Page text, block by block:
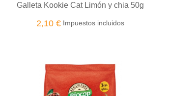
Galleta Kookie Cat Limón y chia 50g
2,10 € Impuestos incluidos